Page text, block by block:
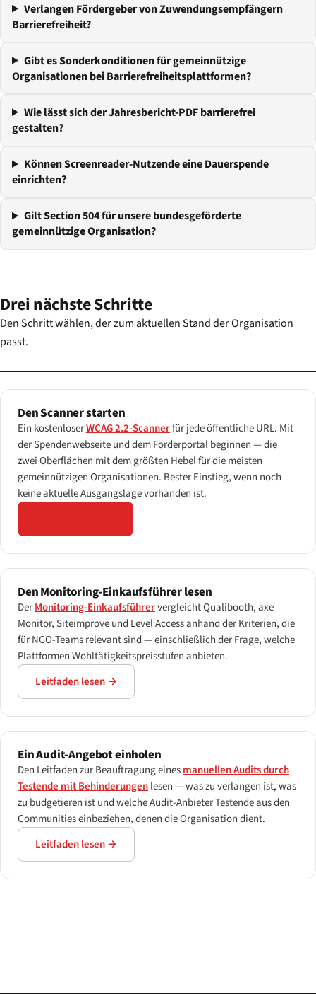
Verlangen Fördergeber von Zuwendungsempfängern
Barrierefreiheit?
Gibt es Sonderkonditionen für gemeinnützige
Organisationen bei Barrierefreiheitsplattformen?
Wie lässt sich der Jahresbericht-PDF barrierefrei
gestalten?
Können Screenreader-Nutzende eine Dauerspende
einrichten?
Gilt Section 504 für unsere bundesgeförderte
gemeinnützige Organisation?
Drei nächste Schritte
Den Schritt wählen, der zum aktuellen Stand der Organisation
passt.
Den Scanner starten
Ein kostenloserWCAG 2.2-Scannerfür jede öffentliche URL. Mit
der Spendenwebseite und dem Förderportal beginnen — die
zwei Oberflächen mit dem größten Hebel für die meisten
gemeinnützigen Organisationen. Bester Einstieg, wenn noch
keine aktuelle Ausgangslage vorhanden ist.
Den Monitoring-Einkaufsführer lesen
DerMonitoring-Einkaufsführervergleicht Qualibooth, axe
Monitor, Siteimprove und Level Access anhand der Kriterien, die
für NGO-Teams relevant sind — einschließlich der Frage, welche
Plattformen Wohltätigkeitspreisstufen anbieten.
Leitfaden lesen →
Ein Audit-Angebot einholen
Den Leitfaden zur Beauftragung einesmanuellen Audits durch
Testende mit Behinderungenlesen — was zu verlangen ist, was
zu budgetieren ist und welche Audit-Anbieter Testende aus den
Communities einbeziehen, denen die Organisation dient.
Leitfaden lesen →